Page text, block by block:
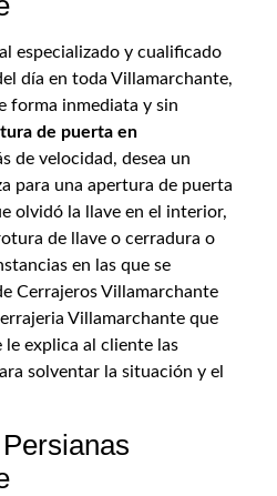
especializado y cualificado
día en toda Villamarchante,
forma inmediata y sin
de puerta en
de velocidad, desea un
para una apertura de puerta
olvidó la llave en el interior,
de llave o cerradura o
en las que se
Cerrajeros Villamarchante
Villamarchante que
le explica al cliente las
solventar la situación y el